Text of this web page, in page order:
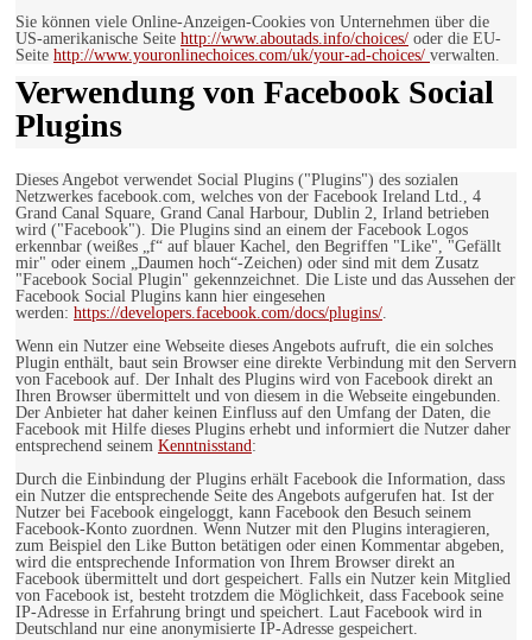
Sie können viele Online-Anzeigen-Cookies von Unternehmen über die
US-amerikanische Seite http://www.aboutads.info/choices/ oder die EU-
Seite http://www.youronlinechoices.com/uk/your-ad-choices/ verwalten.
Verwendung von Facebook Social
Plugins
Dieses Angebot verwendet Social Plugins ("Plugins") des sozialen
Netzwerkes facebook.com, welches von der Facebook Ireland Ltd., 4
Grand Canal Square, Grand Canal Harbour, Dublin 2, Irland betrieben
wird ("Facebook"). Die Plugins sind an einem der Facebook Logos
erkennbar (weißes „f“ auf blauer Kachel, den Begriffen "Like", "Gefällt
mir" oder einem „Daumen hoch“-Zeichen) oder sind mit dem Zusatz
"Facebook Social Plugin" gekennzeichnet. Die Liste und das Aussehen der
Facebook Social Plugins kann hier eingesehen
werden: https://developers.facebook.com/docs/plugins/.
Wenn ein Nutzer eine Webseite dieses Angebots aufruft, die ein solches
Plugin enthält, baut sein Browser eine direkte Verbindung mit den Servern
von Facebook auf. Der Inhalt des Plugins wird von Facebook direkt an
Ihren Browser übermittelt und von diesem in die Webseite eingebunden.
Der Anbieter hat daher keinen Einfluss auf den Umfang der Daten, die
Facebook mit Hilfe dieses Plugins erhebt und informiert die Nutzer daher
entsprechend seinem Kenntnisstand:
Durch die Einbindung der Plugins erhält Facebook die Information, dass
ein Nutzer die entsprechende Seite des Angebots aufgerufen hat. Ist der
Nutzer bei Facebook eingeloggt, kann Facebook den Besuch seinem
Facebook-Konto zuordnen. Wenn Nutzer mit den Plugins interagieren,
zum Beispiel den Like Button betätigen oder einen Kommentar abgeben,
wird die entsprechende Information von Ihrem Browser direkt an
Facebook übermittelt und dort gespeichert. Falls ein Nutzer kein Mitglied
von Facebook ist, besteht trotzdem die Möglichkeit, dass Facebook seine
IP-Adresse in Erfahrung bringt und speichert. Laut Facebook wird in
Deutschland nur eine anonymisierte IP-Adresse gespeichert.